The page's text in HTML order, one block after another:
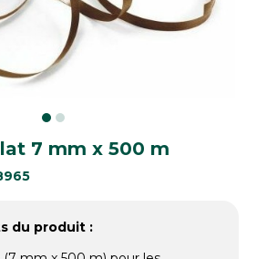
7 mm x 500 m
du produit :